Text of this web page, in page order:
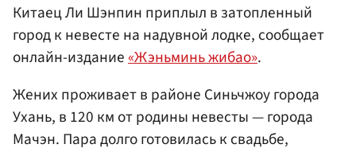
Китаец Ли Шэнпин приплыл в затопленный
город к невесте на надувной лодке, сообщает
онлайн-издание«Жэньминь жибао».
Жених проживает в районе Синьчжоу города
Ухань, в 120 км от родины невесты — города
Мачэн. Пара долго готовилась к свадьбе,